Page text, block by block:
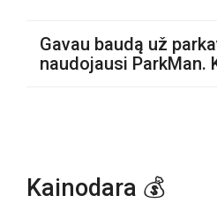
Gavau baudą už
naudojausi ParkMan.
Kainodara 💰